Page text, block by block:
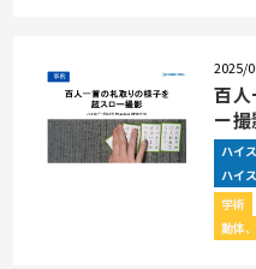
2025/
百
ー撮
ハイ
ハイ
学術
動体